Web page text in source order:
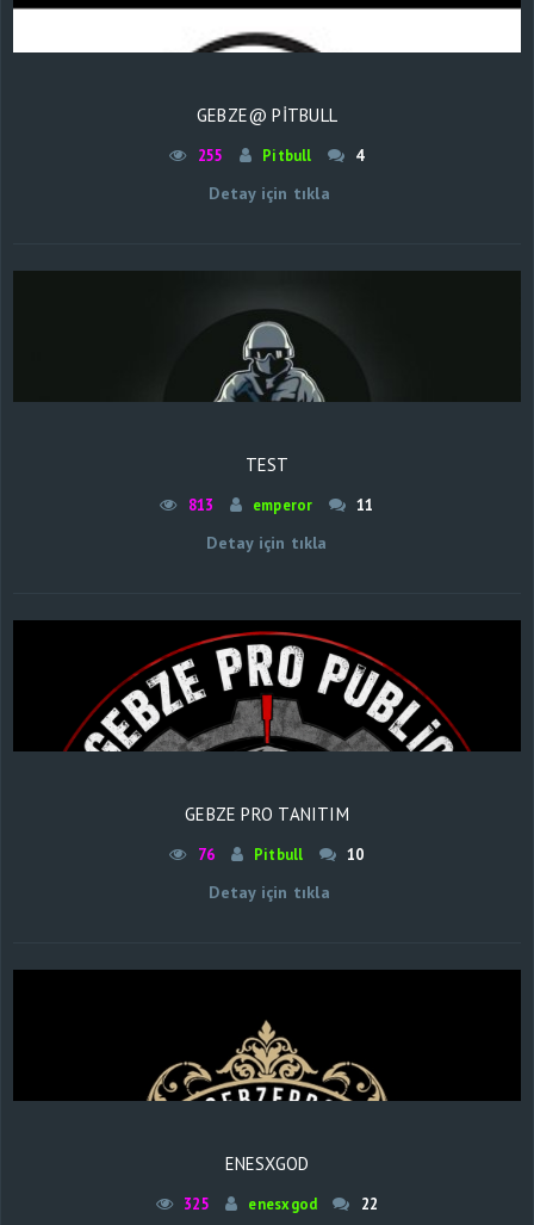
GEBZE@ PİTBULL
255 Pitbull 4
Detay için tıkla
TEST
813 emperor 11
Detay için tıkla
GEBZE PRO TANITIM
76 Pitbull 10
Detay için tıkla
ENESXGOD
325 enesxgod 22